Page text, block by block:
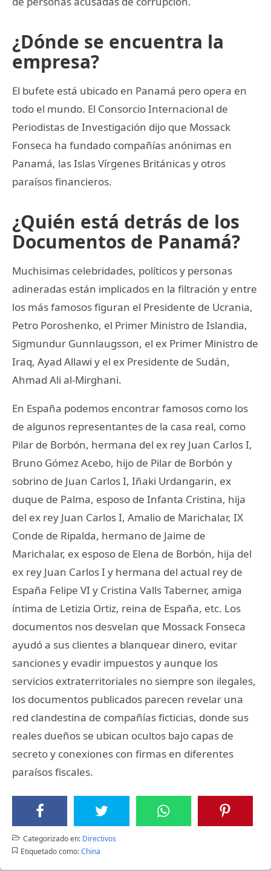
¿Dónde se encuentra la
empresa?
El bufete está ubicado en Panamá pero opera en
todo el mundo. El Consorcio Internacional de
Periodistas de Investigación dijo que Mossack
Fonseca ha fundado compañías anónimas en
Panamá, las Islas Vírgenes Británicas y otros
paraísos financieros.
¿Quién está detrás de los
Documentos de Panamá?
Muchisimas celebridades, políticos y personas
adineradas están implicados en la filtración y entre
los más famosos figuran el Presidente de Ucrania,
Petro Poroshenko, el Primer Ministro de Islandia,
Sigmundur Gunnlaugsson, el ex Primer Ministro de
Iraq, Ayad Allawi y el ex Presidente de Sudán,
Ahmad Ali al-Mirghani.
En España podemos encontrar famosos como los
de algunos representantes de la casa real, como
Pilar de Borbón, hermana del ex rey Juan Carlos I,
Bruno Gómez Acebo, hijo de Pilar de Borbón y
sobrino de Juan Carlos I, Iñaki Urdangarin, ex
duque de Palma, esposo de Infanta Cristina, hija
del ex rey Juan Carlos I, Amalio de Marichalar, IX
Conde de Ripalda, hermano de Jaime de
Marichalar, ex esposo de Elena de Borbón, hija del
ex rey Juan Carlos I y hermana del actual rey de
España Felipe VI y Cristina Valls Taberner, amiga
íntima de Letizia Ortiz, reina de España, etc. Los
documentos nos desvelan que Mossack Fonseca
ayudó a sus clientes a blanquear dinero, evitar
sanciones y evadir impuestos y aunque los
servicios extraterritoriales no siempre son ilegales,
los documentos publicados parecen revelar una
red clandestina de compañías ficticias, donde sus
reales dueños se ubican ocultos bajo capas de
secreto y conexiones con firmas en diferentes
paraísos fiscales.
Categorizado en: Directivos
Etiquetado como: China